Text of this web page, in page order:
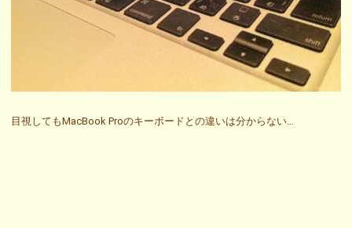
目視してもMacBook Proのキーボードとの違いは分からない…